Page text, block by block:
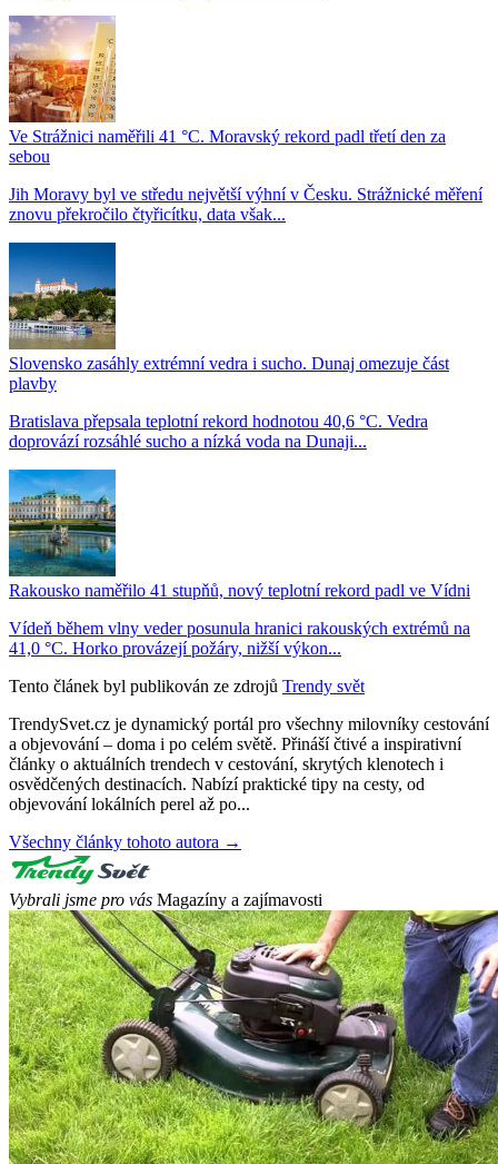
Ve Strážnici naměřili 41 °C. Moravský rekord padl třetí den za
sebou
Jih Moravy byl ve středu největší výhní v Česku. Strážnické měření
znovu překročilo čtyřicítku, data však...
Slovensko zasáhly extrémní vedra i sucho. Dunaj omezuje část
plavby
Bratislava přepsala teplotní rekord hodnotou 40,6 °C. Vedra
doprovází rozsáhlé sucho a nízká voda na Dunaji...
Rakousko naměřilo 41 stupňů, nový teplotní rekord padl ve Vídni
Vídeň během vlny veder posunula hranici rakouských extrémů na
41,0 °C. Horko provázejí požáry, nižší výkon...
Tento článek byl publikován ze zdrojů Trendy svět
TrendySvet.cz je dynamický portál pro všechny milovníky cestování
a objevování – doma i po celém světě. Přináší čtivé a inspirativní
články o aktuálních trendech v cestování, skrytých klenotech i
osvědčených destinacích. Nabízí praktické tipy na cesty, od
objevování lokálních perel až po...
Všechny články tohoto autora →
Vybrali jsme pro vás Magazíny a zajímavosti